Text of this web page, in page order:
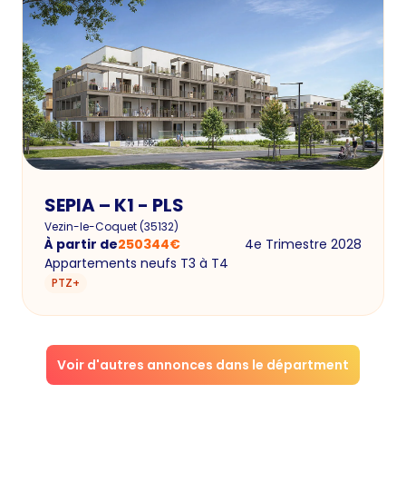
SEPIA – K1 - PLS
Vezin-le-Coquet(35132)
À partir de250344€
4e Trimestre 2028
Appartements neufs T3 à T4
PTZ+
Voir d'autres annonces dans le départment